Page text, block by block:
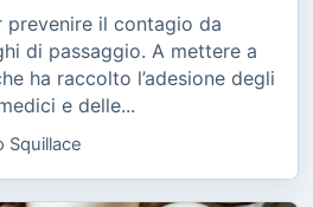
il contagio da
di passaggio. A mettere a
ha raccolto l’adesione degli
e delle...
Squillace